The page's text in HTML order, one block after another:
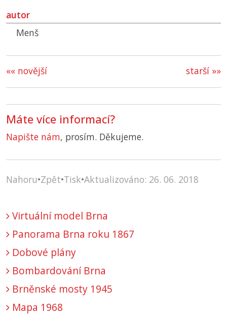
autor
Menš
starší »»
«« novější
Máte více informací?
Napište nám, prosím. Děkujeme.
Nahoru•Zpět•Tisk•Aktualizováno: 26. 06. 2018
Virtuální model Brna
Panorama Brna roku 1867
Dobové plány
Bombardování Brna
Brněnské mosty 1945
Mapa 1968